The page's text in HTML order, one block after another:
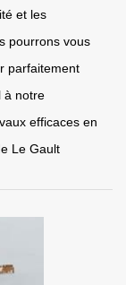
et les
pourrons vous
parfaitement
à notre
efficaces en
Le Gault